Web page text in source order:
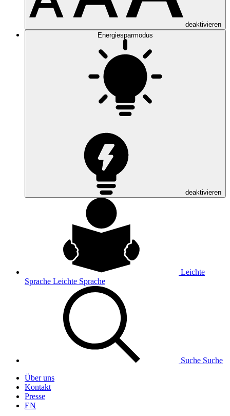
deaktivieren
Energiesparmodus
deaktivieren
Leichte
Sprache Leichte Sprache
Suche Suche
Über uns
Kontakt
Presse
EN